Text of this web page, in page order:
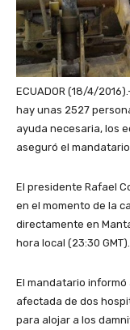
ECUADOR (18/4/
hay unas 2527
ayuda necesaria, los
aseguró el mandatario.
El presidente Rafael
en el momento de la
directamente en
hora local (23:30 GMT).
El mandatario informó
afectada de dos
para alojar a los